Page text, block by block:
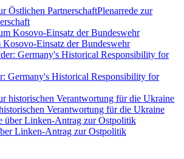
Plenarrede zur
Kosovo-Einsatz der Bundeswehr
Germany's Historical Responsibility for
Verantwortung für die Ukraine
Linken-Antrag zur Ostpolitik